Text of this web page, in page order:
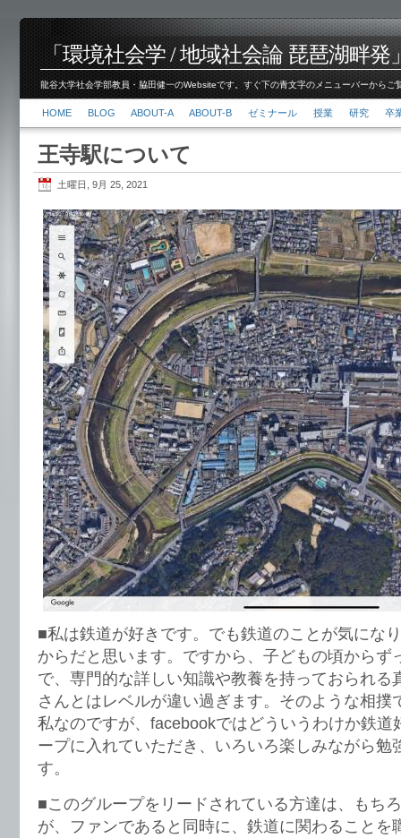
「環境社会学 / 地域社会論 琵琶湖畔発
龍谷大学社会学部教員・脇田健一のWebsiteです。すぐ下の青文字のメニューバーから
HOME BLOG ABOUT-A ABOUT-B ゼミナール 授業 研究 卒
王寺駅について
土曜日, 9月 25, 2021
■私は鉄道が好きです。でも鉄道のことが気にな
からだと思います。ですから、子どもの頃からず
で、専門的な詳しい知識や教養を持っておられる
さんとはレベルが違い過ぎます。そのような相撲
私なのですが、facebookではどういうわけか鉄道
ープに入れていただき、いろいろ楽しみながら勉
す。
■このグループをリードされている方達は、もち
が、ファンであると同時に、鉄道に関わることを